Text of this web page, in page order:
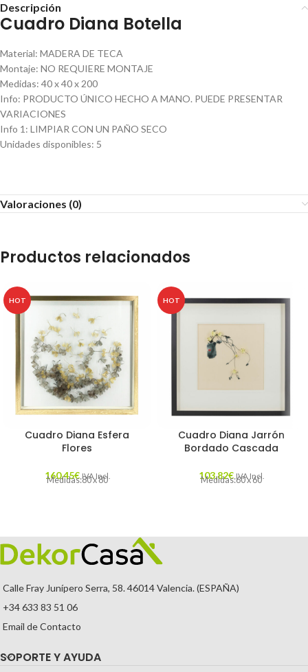
Descripción
Cuadro Diana Botella
Material: MADERA DE TECA
Montaje: NO REQUIERE MONTAJE
Medidas: 40 x 40 x 200
Info: PRODUCTO ÚNICO HECHO A MANO. PUEDE PRESENTAR
VARIACIONES
Info 1 : LIMPIAR CON UN PAÑO SECO
Unidades disponibles: 5
Valoraciones (0)
Productos relacionados
HOT
Cuadro Diana Esfera
Flores
160,45€ IVA Incl.
Medidas:80 x 80
HOT
Cuadro Diana Jarrón
Bordado Cascada
103,82€ IVA Incl.
Medidas:60 x 60
Calle Fray Junípero Serra, 58. 46014 Valencia. (ESPAÑA)
+34 633 83 51 06
Email de Contacto
SOPORTE Y AYUDA